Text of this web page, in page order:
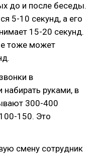
до и после беседы.
5-10 секунд, а его
15-20 секунд.
тоже может
в
руками, в
300-400
150. Это
смену сотрудник